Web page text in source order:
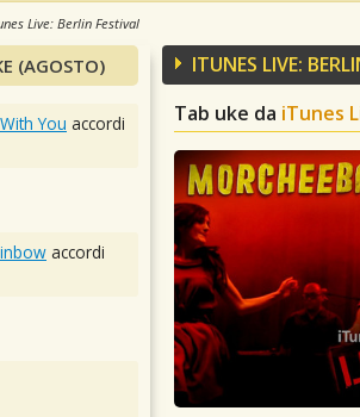
Live: Berlin Festival
ITUNES LIVE:
Tab uke da iTunes
(AGOSTO)
You accordi
accordi